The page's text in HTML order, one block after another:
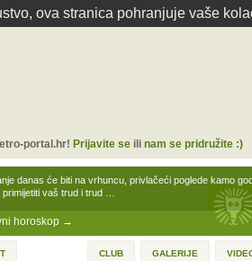
ova stranica pohranjuje vaše
horoskop →
danas će biti na vrhuncu, privlačeći poglede kamo
vaš trud i trud …
portal.hr! Prijavite seili nam se pridružite :)
CLUB GALERIJE